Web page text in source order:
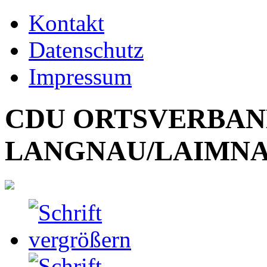
Kontakt
Datenschutz
Impressum
CDU
LANGNAU/